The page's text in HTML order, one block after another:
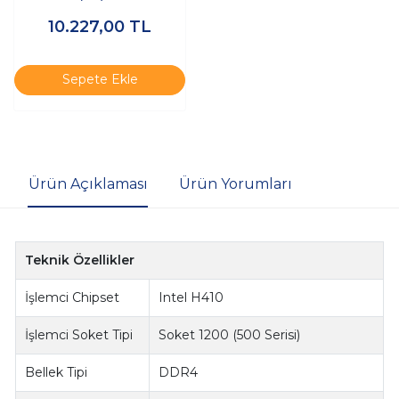
Anakart
10.227,00 TL
Sepete Ekle
Ürün Açıklaması Ürün Yorumları
Teknik Özellikler
İşlemci Chipset Intel H410
İşlemci Soket Tipi Soket 1200 (500 Serisi)
Bellek Tipi DDR4